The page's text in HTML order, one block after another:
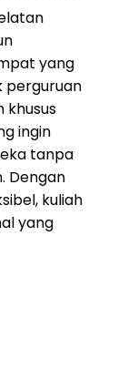
yang
perguruan
khusus
ingin
tanpa
Dengan
kuliah
yang